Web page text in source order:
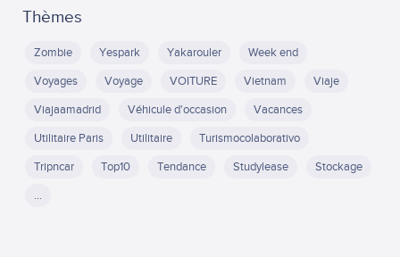
Thèmes
Zombie Yespark Yakarouler
Week end
Voyages
Voyage VOITURE Vietnam
Viaje
Viajaamadrid
Véhicule d'occasion
Vacances
Utilitaire Paris
Utilitaire
Turismocolaborativo
Tripncar
Top10 Tendance Studylease
Stockage
...